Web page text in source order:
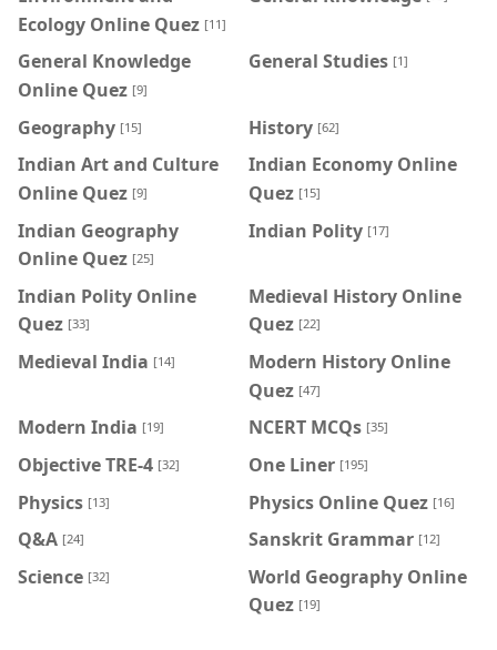
Ecology Online Quez [11]
General Knowledge
Online Quez [9]
General Studies [1]
Geography [15] History [62]
Indian Art and Culture
Online Quez [9]
Indian Economy Online
Quez [15]
Indian Geography
Online Quez [25]
Indian Polity [17]
Indian Polity Online
Quez [33]
Medieval History Online
Quez [22]
Medieval India [14]
Modern History Online
Quez [47]
Modern India [19] NCERT MCQs [35]
Objective TRE-4 [32] One Liner [195]
Physics [13] Physics Online Quez [16]
Q&A [24] Sanskrit Grammar [12]
Science [32]
World Geography Online
Quez [19]